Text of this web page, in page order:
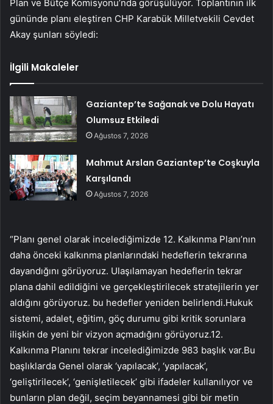
Plan ve Bütçe Komisyonu’nda görüşülüyor. Toplantının ilk
gününde planı eleştiren CHP Karabük Milletvekili Cevdet
Akay şunları söyledi:
İlgili Makaleler
Gaziantep’te Sağanak ve Dolu Hayatı
Olumsuz Etkiledi
Ağustos 7, 2026
Mahmut Arslan Gaziantep’te Coşkuyla
Karşılandı
Ağustos 7, 2026
“Planı genel olarak incelediğimizde 12. Kalkınma Planı’nın
daha önceki kalkınma planlarındaki hedeflerin tekrarına
dayandığını görüyoruz. Ulaşılamayan hedeflerin tekrar
plana dahil edildiğini ve gerçekleştirilecek stratejilerin yer
aldığını görüyoruz. bu hedefler yeniden belirlendi.Hukuk
sistemi, adalet, eğitim, göç durumu gibi kritik sorunlara
ilişkin de yeni bir vizyon açmadığını görüyoruz.12.
Kalkınma Planını tekrar incelediğimizde 983 başlık var.Bu
başlıklarda Genel olarak ‘yapılacak’, ‘yapılacak’,
‘geliştirilecek’, ‘genişletilecek’ gibi ifadeler kullanılıyor ve
bunların plan değil, seçim beyannamesi gibi bir metin